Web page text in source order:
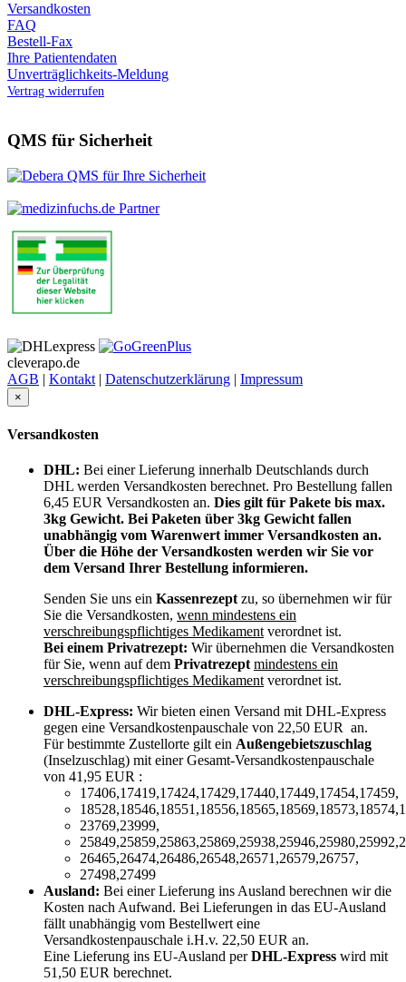
Versandkosten
FAQ
Bestell-Fax
Ihre Patientendaten
Unverträglichkeits-Meldung
Vertrag widerrufen
QMS für Sicherheit
cleverapo.de
AGB | Kontakt| Datenschutzerklärung | Impressum
×
Versandkosten
DHL: Bei einer Lieferung innerhalb Deutschlands durch
DHL werden Versandkosten berechnet. Pro Bestellung fallen
6,45 EUR Versandkosten an. Dies gilt für Pakete bis max.
3kg Gewicht. Bei Paketen über 3kg Gewicht fallen
unabhängig vom Warenwert immer Versandkosten an.
Über die Höhe der Versandkosten werden wir Sie vor
dem Versand Ihrer Bestellung informieren.
Senden Sie uns ein Kassenrezept zu, so übernehmen wir für
Sie die Versandkosten, wenn mindestens ein
verschreibungspflichtiges Medikament verordnet ist.
Bei einem Privatrezept: Wir übernehmen die Versandkosten
für Sie, wenn auf dem Privatrezept mindestens ein
verschreibungspflichtiges Medikament verordnet ist.
DHL-Express: Wir bieten einen Versand mit DHL-Express
gegen eine Versandkostenpauschale von 22,50 EUR an.
Für bestimmte Zustellorte gilt ein Außengebietszuschlag
(Inselzuschlag) mit einer Gesamt-Versandkostenpauschale
von 41,95 EUR :
17406,17419,17424,17429,17440,17449,17454,17459,
23769,23999,
26465,26474,26486,26548,26571,26579,26757,
27498,27499
Ausland: Bei einer Lieferung ins Ausland berechnen wir die
Kosten nach Aufwand. Bei Lieferungen in das EU-Ausland
fällt unabhängig vom Bestellwert eine
Versandkostenpauschale i.H.v. 22,50 EUR an.
Eine Lieferung ins EU-Ausland perDHL-Express wird mit
51,50 EUR berechnet.